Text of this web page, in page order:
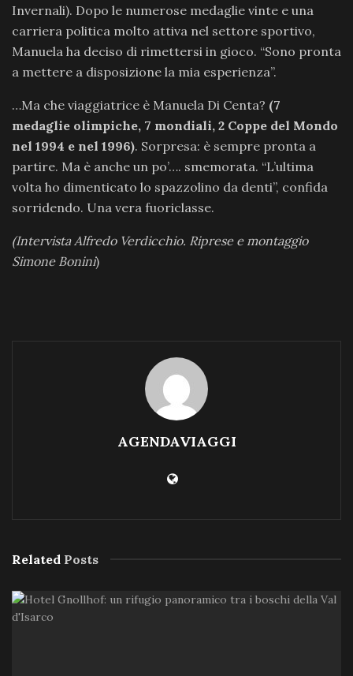
Invernali). Dopo le numerose medaglie vinte e una
carriera politica molto attiva nel settore sportivo,
Manuela ha deciso di rimettersi in gioco. “Sono pronta
a mettere a disposizione la mia esperienza”.
…Ma che viaggiatrice è Manuela Di Centa? (7
medaglie olimpiche, 7 mondiali, 2 Coppe del Mondo
nel 1994 e nel 1996). Sorpresa: è sempre pronta a
partire. Ma è anche un po’…. smemorata. “L’ultima
volta ho dimenticato lo spazzolino da denti”, confida
sorridendo. Una vera fuoriclasse.
(Intervista Alfredo Verdicchio. Riprese e montaggio
Simone Bonini)
AGENDAVIAGGI
Related Posts